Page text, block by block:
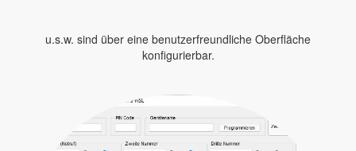
u.s.w. sind über eine benutzerfreundliche Oberfläche
konfigurierbar.